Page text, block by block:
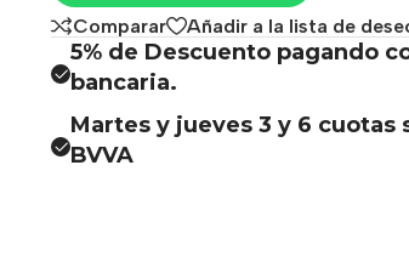
Comparar Añadir a la lista de
5% de Descuento pagando
bancaria.
Martes y jueves 3 y 6
BVVA